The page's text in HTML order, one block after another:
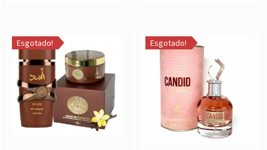
Esgotado! Esgotado!